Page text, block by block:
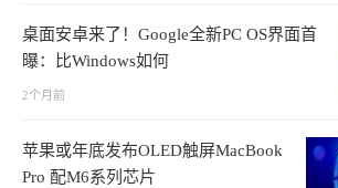
桌面安卓来了！Google全新PC OS界面首
曝：比Windows如何
2个月前
苹果或年底发布OLED触屏MacBook
Pro 配M6系列芯片